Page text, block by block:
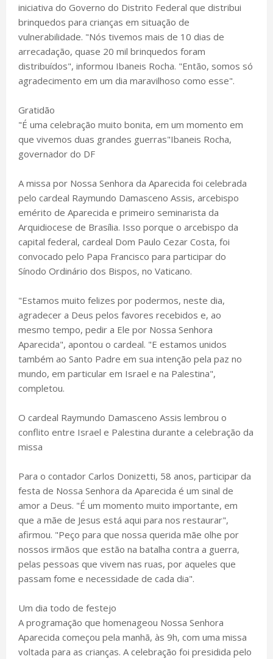
iniciativa do Governo do Distrito Federal que distribui
brinquedos para crianças em situação de
vulnerabilidade. "Nós tivemos mais de 10 dias de
arrecadação, quase 20 mil brinquedos foram
distribuídos", informou Ibaneis Rocha. "Então, somos só
agradecimento em um dia maravilhoso como esse".
Gratidão
"É uma celebração muito bonita, em um momento em
que vivemos duas grandes guerras"Ibaneis Rocha,
governador do DF
A missa por Nossa Senhora da Aparecida foi celebrada
pelo cardeal Raymundo Damasceno Assis, arcebispo
emérito de Aparecida e primeiro seminarista da
Arquidiocese de Brasília. Isso porque o arcebispo da
capital federal, cardeal Dom Paulo Cezar Costa, foi
convocado pelo Papa Francisco para participar do
Sínodo Ordinário dos Bispos, no Vaticano.
"Estamos muito felizes por podermos, neste dia,
agradecer a Deus pelos favores recebidos e, ao
mesmo tempo, pedir a Ele por Nossa Senhora
Aparecida", apontou o cardeal. "E estamos unidos
também ao Santo Padre em sua intenção pela paz no
mundo, em particular em Israel e na Palestina",
completou.
O cardeal Raymundo Damasceno Assis lembrou o
conflito entre Israel e Palestina durante a celebração da
missa
Para o contador Carlos Donizetti, 58 anos, participar da
festa de Nossa Senhora da Aparecida é um sinal de
amor a Deus. "É um momento muito importante, em
que a mãe de Jesus está aqui para nos restaurar",
afirmou. "Peço para que nossa querida mãe olhe por
nossos irmãos que estão na batalha contra a guerra,
pelas pessoas que vivem nas ruas, por aqueles que
passam fome e necessidade de cada dia".
Um dia todo de festejo
A programação que homenageou Nossa Senhora
Aparecida começou pela manhã, às 9h, com uma missa
voltada para as crianças. A celebração foi presidida pelo